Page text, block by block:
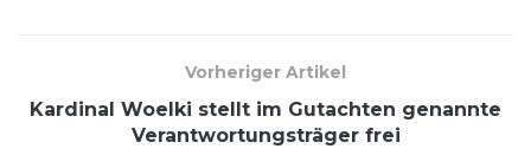
Vorheriger Artikel
Kardinal Woelki stellt im Gutachten genannte
Verantwortungsträger frei